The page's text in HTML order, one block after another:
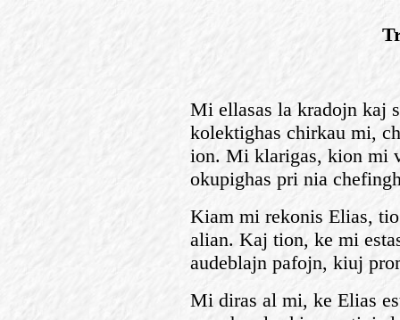
Mi ellasas la kradojn kaj
kolektighas chirkau mi,
ion. Mi klarigas, kion mi
okupighas pri nia
Kiam mi rekonis Elias,
alian. Kaj tion, ke mi
audeblajn pafojn, kiuj
Mi diras al mi, ke Elias